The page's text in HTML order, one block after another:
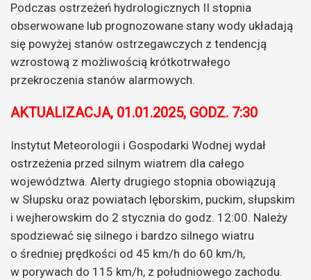
Podczas ostrzeżeń hydrologicznych II stopnia
obserwowane lub prognozowane stany wody układają
się powyżej stanów ostrzegawczych z tendencją
wzrostową z możliwością krótkotrwałego
przekroczenia stanów alarmowych.
AKTUALIZACJA, 01.01.2025, GODZ. 7:30
Instytut Meteorologii i Gospodarki Wodnej wydał
ostrzeżenia przed silnym wiatrem dla całego
województwa. Alerty drugiego stopnia obowiązują
w Słupsku oraz powiatach lęborskim, puckim, słupskim
i wejherowskim do 2 stycznia do godz. 12:00. Należy
spodziewać się silnego i bardzo silnego wiatru
o średniej prędkości od 45 km/h do 60 km/h,
w porywach do 115 km/h, z południowego zachodu.